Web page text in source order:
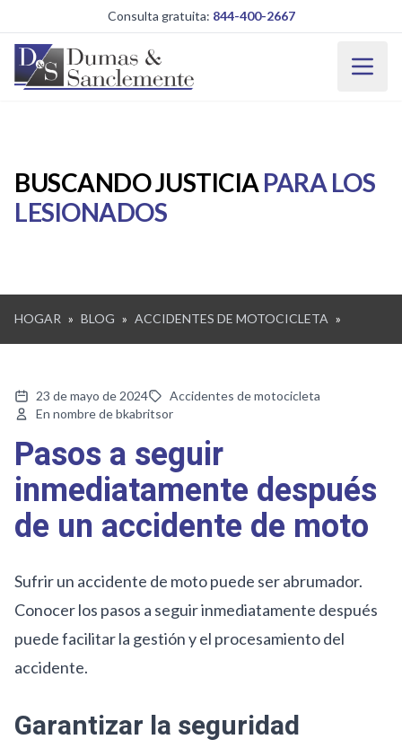
Saltar al contenido principal
Consulta gratuita: 844-400-2667
BUSCANDO JUSTICIAPARA LOS
LESIONADOS
HOGAR » BLOG » ACCIDENTES DE MOTOCICLETA »
23 de mayo de 2024
Accidentes de motocicleta
En nombre de bkabritsor
Pasos a seguir
inmediatamente después
de un accidente de moto
Sufrir un accidente de moto puede ser abrumador.
Conocer los pasos a seguir inmediatamente después
puede facilitar la gestión y el procesamiento del
accidente.
Garantizar la seguridad